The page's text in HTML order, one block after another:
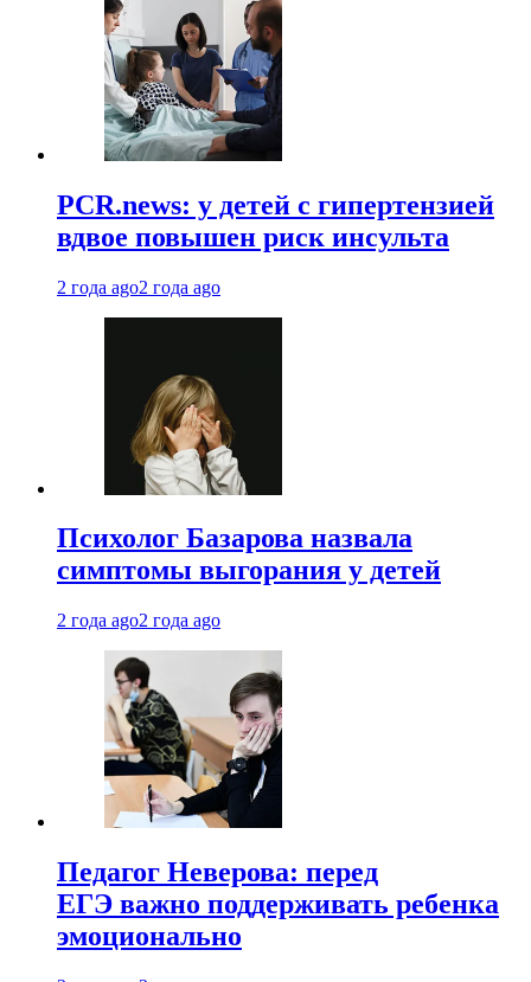
PCR.news: у детей с гипертензией
вдвое повышен риск инсульта
2 года ago2 года ago
Психолог Базарова назвала
симптомы выгорания у детей
2 года ago2 года ago
Педагог Неверова: перед
ЕГЭ важно поддерживать ребенка
эмоционально